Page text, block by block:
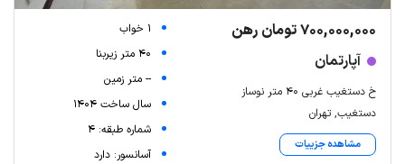
700,000,000 تومان رهن
آپارتمان
خ دستغیب غربی ۴۰ متر نوساز
دستغیب, تهران
مشاهده جزییات
1 خواب
40 متر زیربنا
-- متر زمین
سال ساخت 1404
شماره طبقه: 4
آسانسور: دارد